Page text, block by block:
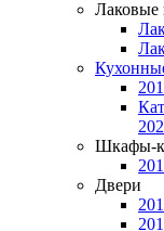
Лаковые
Шкафы-
Двери